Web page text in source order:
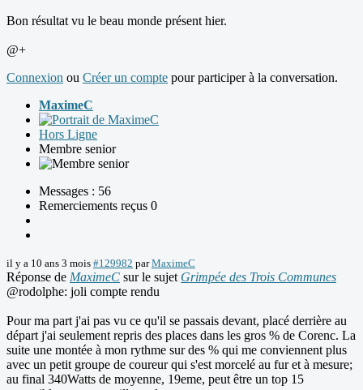
Bon résultat vu le beau monde présent hier.
@+
Connexion ou Créer un compte pour participer à la conversation.
MaximeC
Hors Ligne
Membre senior
Messages : 56
Remerciements reçus 0
il y a 10 ans 3 mois #129982 parMaximeC
Réponse de MaximeC sur le sujet Grimpée des Trois Communes
@rodolphe: joli compte rendu
Pour ma part j'ai pas vu ce qu'il se passais devant, placé derrière au
départ j'ai seulement repris des places dans les gros % de Corenc. La
suite une montée à mon rythme sur des % qui me conviennent plus
avec un petit groupe de coureur qui s'est morcelé au fur et à mesure;
au final 340Watts de moyenne, 19eme, peut être un top 15